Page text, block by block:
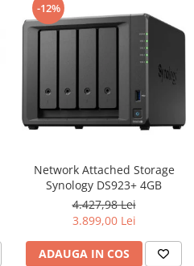
-12%
Network Attached Storage
Synology DS923+ 4GB
4.427,98 Lei
3.899,00 Lei
ADAUGA IN COS